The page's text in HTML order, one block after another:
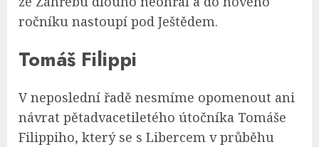
ročníku nastoupí pod Ještědem.
Tomáš Filippi
V neposlední řadě nesmíme opomenout ani
návrat pětadvacetiletého útočníka Tomáše
Filippiho, který se s Libercem v průběhu